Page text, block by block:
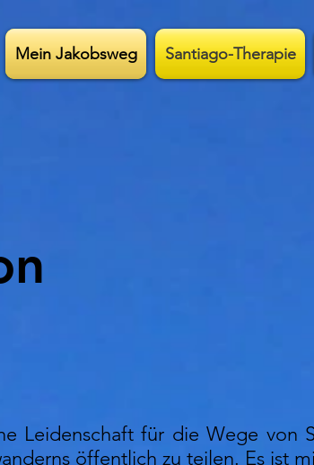
Mein Jakobsweg Santiago-Therapie
Leidenschaft für die Wege von
öffentlich zu teilen. Es ist